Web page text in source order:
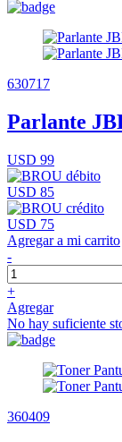
630717
Parlante
USD 99
USD 85
USD 75
Agregar a mi carrito
-
+
Agregar
No hay suficiente
360409